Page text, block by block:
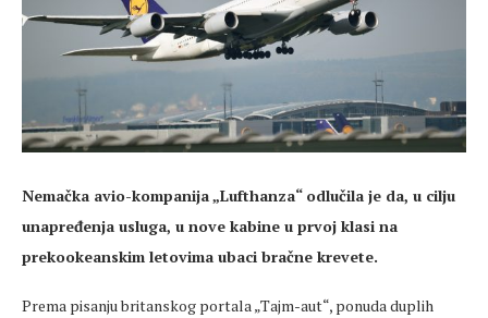
Nemačka avio-kompanija „Lufthanza“ odlučila je da, u cilju
unapređenja usluga, u nove kabine u prvoj klasi na
prekookeanskim letovima ubaci bračne krevete.
Prema pisanju britanskog portala „Tajm-aut“, ponuda duplih